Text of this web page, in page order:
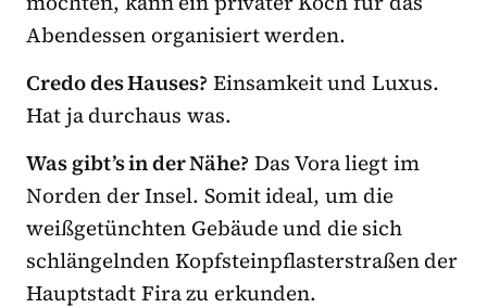
Abendessen organisiert werden.
Credo des Hauses? Einsamkeit und Luxus.
Hat ja durchaus was.
Was gibt’s in der Nähe? Das Vora liegt im
Norden der Insel. Somit ideal, um die
weißgetünchten Gebäude und die sich
schlängelnden Kopfsteinpflasterstraßen der
Hauptstadt Fira zu erkunden.